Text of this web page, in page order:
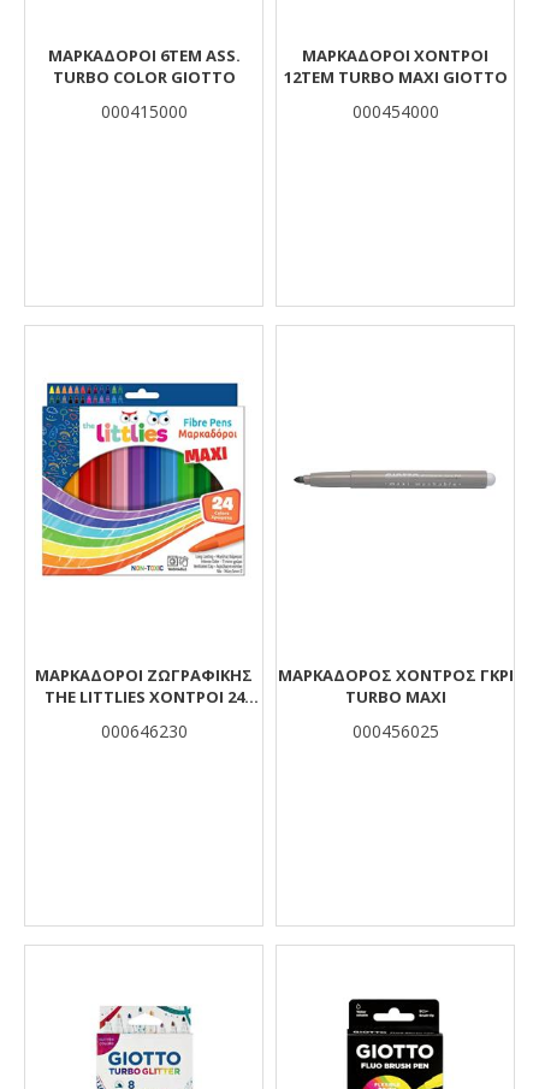
ΜΑΡΚΑΔΟΡΟΙ 6ΤΕΜ ASS.
TURBO COLOR GIOTTO
000415000
ΜΑΡΚΑΔΟΡΟΙ ΧΟΝΤΡΟΙ
12ΤΕΜ TURBO ΜΑΧΙ GIOTTO
000454000
ΜΑΡΚΑΔΌΡΟΙ ΖΩΓΡΑΦΙΚΉΣ
THE LITTLIES ΧΟΝΤΡΟΊ 24
000646230
ΜΑΡΚΑΔΟΡΟΣ ΧΟΝΤΡΟΣ ΓΚΡΙ
ΤURBO MAXI
000456025